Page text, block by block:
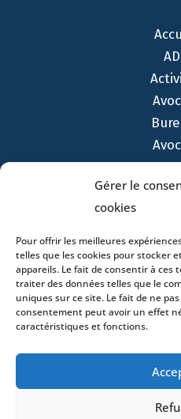
Gérer le
cookies
Pour offrir les meilleures
telles que les cookies pour stocker
appareils. Le fait de consentir à
traiter des données telles que le
uniques sur ce site. Le fait de ne
consentement peut avoir un effet
caractéristiques et fonctions.
- 4 square Édouard
+33 (0)1 53 76 91 00
76600 Le Havre – France –
3 boulevard de Louvain –
+33 (0)4 86 68 49 14
Catherine – 33000
+33 (0)5 40 25 69 11
1201 Genève – Suisse